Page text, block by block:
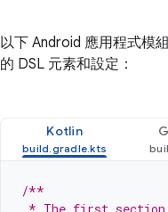
以下 Android 應用程式模
的 DSL 元素和設定：
Kotlin
/**
* The first section